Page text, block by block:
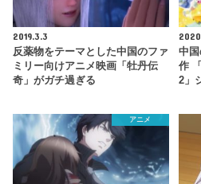
2019.3.3
反薬物をテーマとした中国のファ
ミリー向けアニメ映画「牡丹伝
奇」がガチ過ぎる
中
作
2」
アニメ